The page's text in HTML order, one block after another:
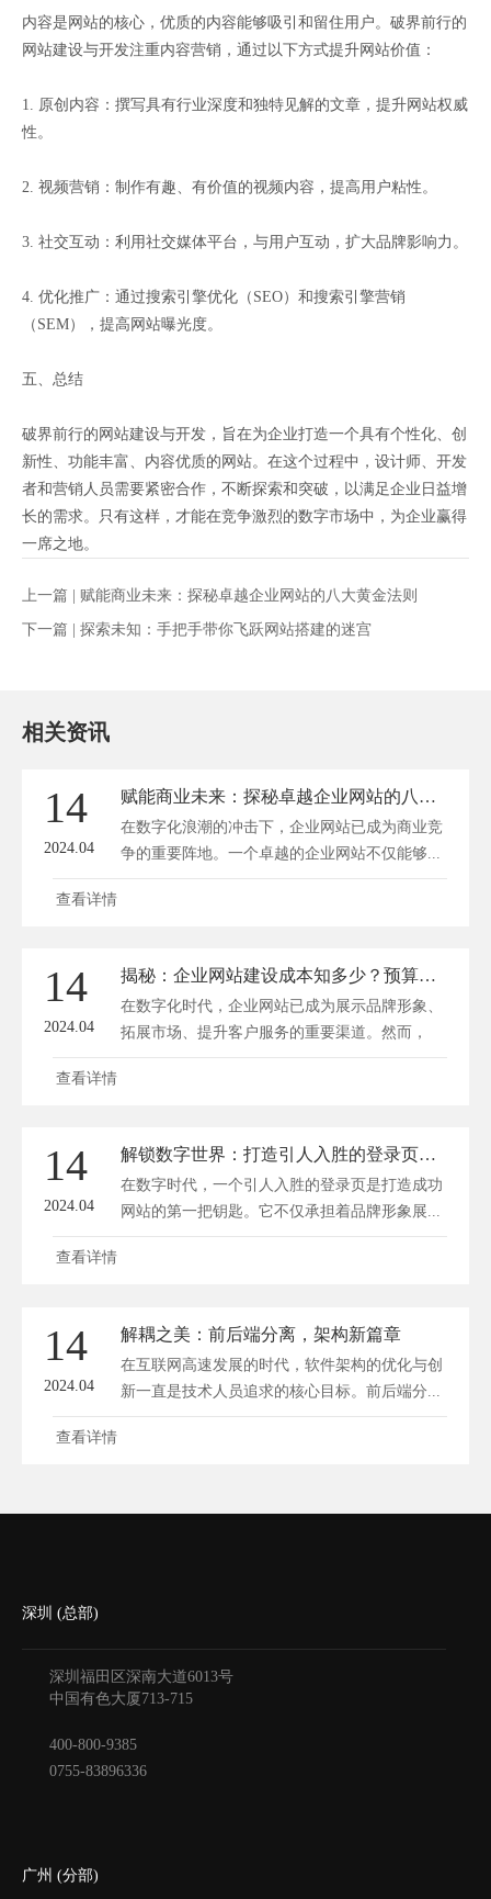
内容是网站的核心，优质的内容能够吸引和留住用户。破界前行的
网站建设与开发注重内容营销，通过以下方式提升网站价值：
1. 原创内容：撰写具有行业深度和独特见解的文章，提升网站权威
性。
2. 视频营销：制作有趣、有价值的视频内容，提高用户粘性。
3. 社交互动：利用社交媒体平台，与用户互动，扩大品牌影响力。
4. 优化推广：通过搜索引擎优化（SEO）和搜索引擎营销
（SEM），提高网站曝光度。
五、总结
破界前行的网站建设与开发，旨在为企业打造一个具有个性化、创
新性、功能丰富、内容优质的网站。在这个过程中，设计师、开发
者和营销人员需要紧密合作，不断探索和突破，以满足企业日益增
长的需求。只有这样，才能在竞争激烈的数字市场中，为企业赢得
一席之地。
上一篇 | 赋能商业未来：探秘卓越企业网站的八大黄金法则
下一篇 | 探索未知：手把手带你飞跃网站搭建的迷宫
相关资讯
14
2024.04
赋能商业未来：探秘卓越企业网站的八大黄金法则
在数字化浪潮的冲击下，企业网站已成为商业竞
争的重要阵地。一个卓越的企业网站不仅能够...
查看详情
14
2024.04
揭秘：企业网站建设成本知多少？预算合理掌控指南
在数字化时代，企业网站已成为展示品牌形象、
拓展市场、提升客户服务的重要渠道。然而，
许...
查看详情
14
2024.04
解锁数字世界：打造引人入胜的登录页，让体验起飞！
在数字时代，一个引人入胜的登录页是打造成功
网站的第一把钥匙。它不仅承担着品牌形象展...
查看详情
14
2024.04
解耦之美：前后端分离，架构新篇章
在互联网高速发展的时代，软件架构的优化与创
新一直是技术人员追求的核心目标。前后端分...
查看详情
深圳 (总部)
深圳福田区深南大道6013号
中国有色大厦 713-715
400-800-9385
0755-83896336
广州 (分部)